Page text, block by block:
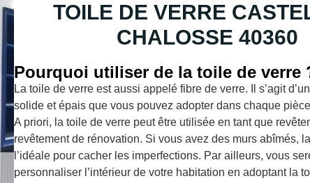
TOILE DE VERRE
CHALOSSE 40360
Pourquoi utiliser de la toile de verre
La toile de verre est aussi appelé fibre de verre. Il s’agit
solide et épais que vous pouvez adopter dans chaque
A priori, la toile de verre peut être utilisée en tant que
revêtement de rénovation. Si vous avez des murs abîmés,
l’idéale pour cacher les imperfections. Par ailleurs, vous
personnaliser l’intérieur de votre habitation en adoptant la